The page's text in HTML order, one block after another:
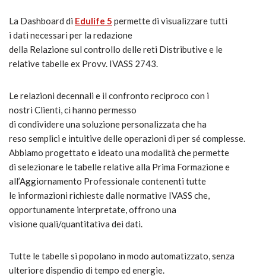
La Dashboard di Edulife 5 permette di visualizzare tutti
i dati necessari per la redazione
della Relazione sul controllo delle reti Distributive e le
relative tabelle ex Provv. IVASS 2743.
Le relazioni decennali e il confronto reciproco con i
nostri Clienti, ci hanno permesso
di condividere una soluzione personalizzata che ha
reso semplici e intuitive delle operazioni di per sé complesse.
Abbiamo progettato e ideato una modalità che permette
di selezionare le tabelle relative alla Prima Formazione e
all’Aggiornamento Professionale contenenti tutte
le informazioni richieste dalle normative IVASS che,
opportunamente interpretate, offrono una
visione quali/quantitativa dei dati.
Tutte le tabelle si popolano in modo automatizzato, senza
ulteriore dispendio di tempo ed energie.